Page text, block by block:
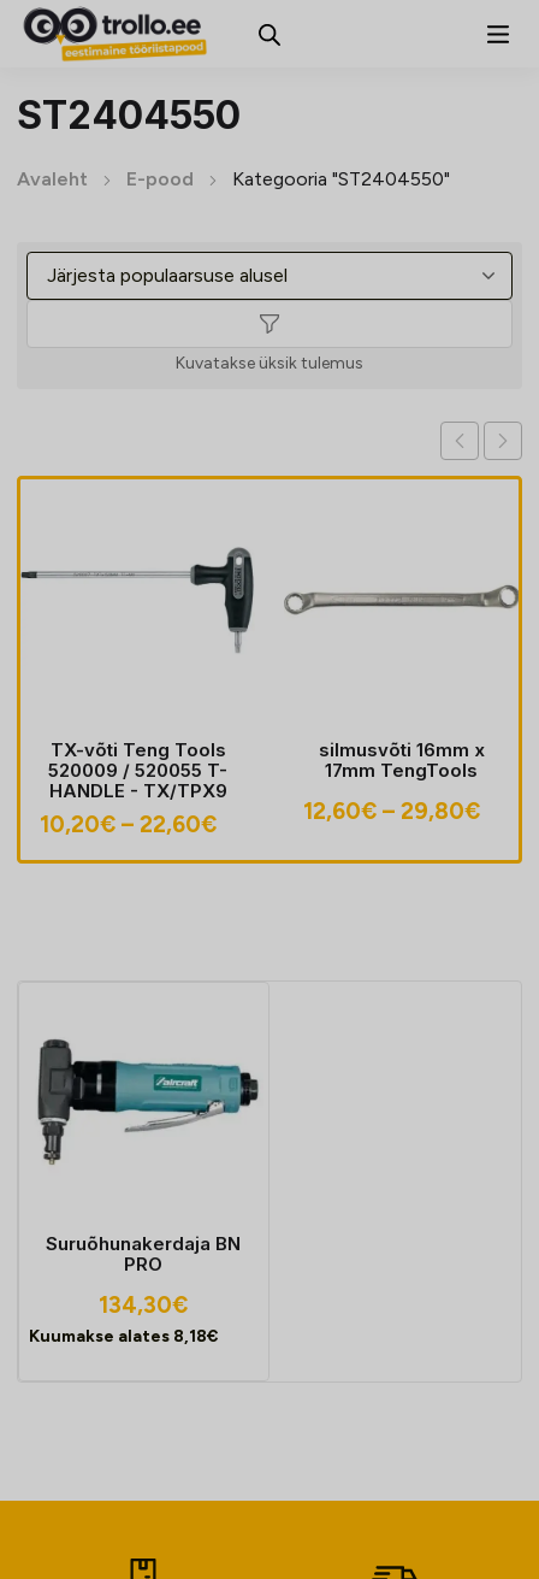
ST2404550
Avaleht E-pood Kategooria "ST2404550"
Kuvatakse üksik tulemus
TX-võti Teng Tools
520009 / 520055 T-
HANDLE - TX/TPX9
10,20€ – 22,60€Hinnavahemik:
silmusvõti 16mm x
17mm TengTools
12,60€ – 29,80€
kuni
Suruõhunakerdaja BN
PRO
134,30€
Kuumakse alates 8,18€